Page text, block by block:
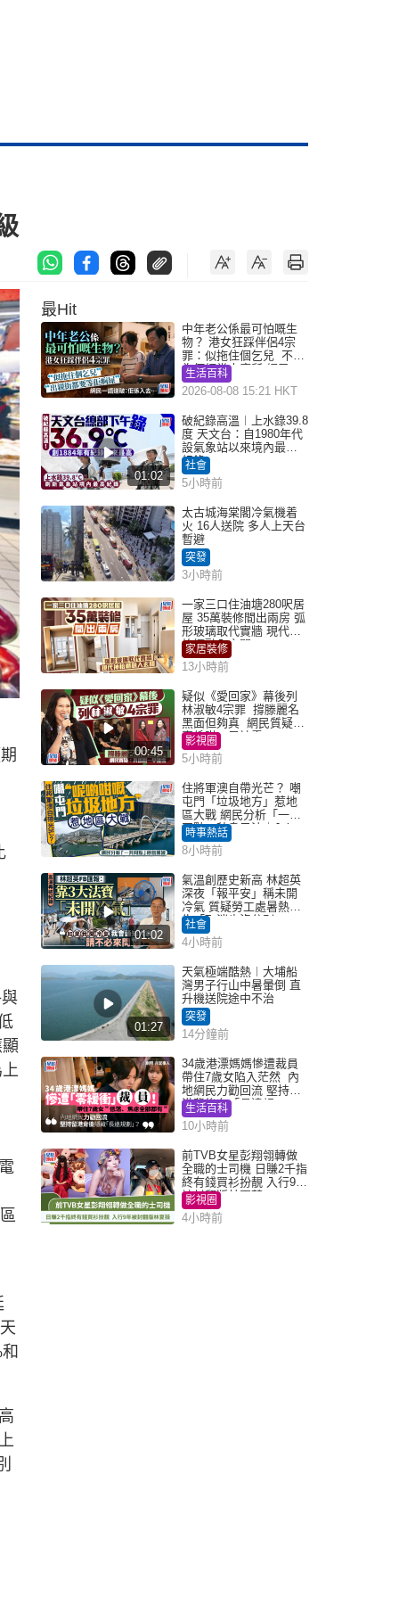
最Hit
中年老公係最可怕嘅生
物？ 港女狂踩伴侶4宗
罪：似拖住個乞兒 不解
為何經常去廁所 網民一
語道破
生活百科
2026-08-08 15:21 HKT
01:02
破紀錄高溫︱上水錄39.8
度 天文台：自1980年代
設氣象站以來境內最高
紀錄
社會
5小時前
太古城海棠閣冷氣機着
火 16人送院 多人上天台
暫避
突發
3小時前
一家三口住油塘280呎居
屋 35萬裝修間出兩房 弧
形玻璃取代實牆 現代神
枱櫃融入玄關
家居裝修
13小時前
00:45
疑似《愛回家》幕後列
林淑敏4宗罪 撐滕麗名
黑面但夠真 網民質疑：
真係咁一早被雪
影視圈
5小時前
住將軍澳自帶光芒？ 嘲
屯門「垃圾地方」惹地
區大戰 網民分析「一共
同點」秒息風波｜Juicy
叮
時事熱話
8小時前
01:02
氣溫創歷史新高 林超英
深夜「報平安」稱未開
冷氣 質疑勞工處暑熱警
告「取消也沒分別」
社會
4小時前
01:27
天氣極端酷熱︱大埔船
灣男子行山中暑暈倒 直
升機送院途中不治
突發
14分鐘前
34歲港漂媽媽慘遭裁員
帶住7歲女陷入茫然 內
地網民力勸回流 堅持留
港背後有「長遠規
劃」？
生活百科
10小時前
前TVB女星彭翔翎轉做
全職的士司機 日賺2千指
終有錢買衫扮靚 入行9年
被封翻版林夏薇
影視圈
4小時前